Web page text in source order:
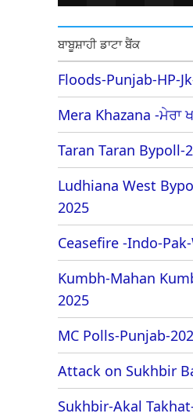
ਬਾਬੂਸ਼ਾਹੀ ਡਾਟਾ ਬੈਂਕ
Floods-Punjab-HP-
Mera Khazana -ਮੇਰਾ
Taran Taran Bypoll-
Ludhiana West
2025
Ceasefire -Indo-
Kumbh-Mahan
2025
MC Polls-Punjab-
Attack on Sukhbir
Sukhbir-Akal